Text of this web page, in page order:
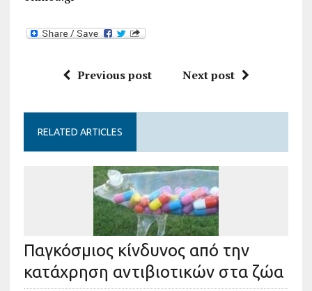
Previous post Next post
RELATED ARTICLES
Παγκόσμιος κίνδυνος από την
κατάχρηση αντιβιοτικών στα ζώα